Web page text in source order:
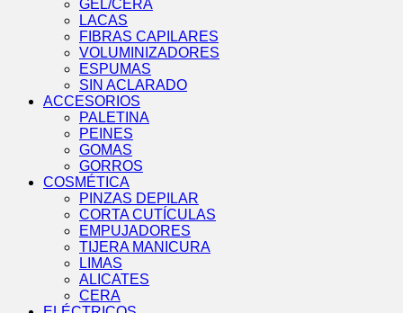
GEL/CERA
LACAS
FIBRAS CAPILARES
VOLUMINIZADORES
ESPUMAS
SIN ACLARADO
ACCESORIOS
PALETINA
PEINES
GOMAS
GORROS
COSMÉTICA
PINZAS DEPILAR
CORTA CUTÍCULAS
EMPUJADORES
TIJERA MANICURA
LIMAS
ALICATES
CERA